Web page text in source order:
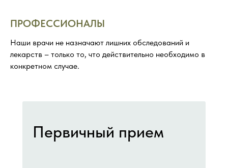
ПРОФЕССИОНАЛЫ
Наши врачи не назначают лишних обследований и
лекарств – только то, что действительно необходимо в
конкретном случае.
Первичный прием